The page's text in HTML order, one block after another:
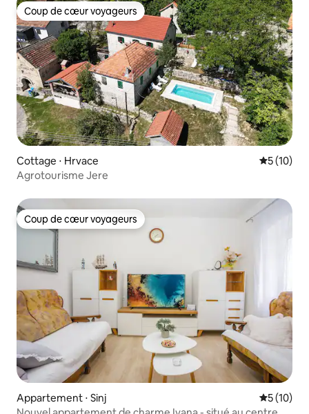
Coup de cœur voyageurs
Coup de cœur voyageurs
Cottage ⋅ Hrvace
5 (10)
Agrotourisme Jere
Coup de cœur voyageurs
Coup de cœur voyageurs
Appartement ⋅ Sinj
5 (10)